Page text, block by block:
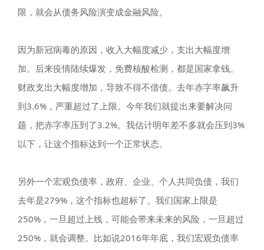
限，就会从债务风险演变成金融风险。
因为新冠病毒的原因，收入大幅度减少，支出大幅度增
加。后来疫情陆续爆发，免费核酸检测，都是国家拿钱。
财政支出大幅度增加，导致不得不借债。去年赤字率飙升
到3.6%，严重超过了上限。今年我们就提出来要解决问
题，把赤字率压到了3.2%。我估计明年差不多就会压到3%
以下，让这个指标达到一个正常状态。
另外一个宏观负债率，政府、企业、个人共同负债，我们
去年是279%，这个指标也超标了。我们国家上限是
250%，一旦超过上线，可能会带来未来的风险，一旦超过
250%，就会调整。比如说2016年年底，我们宏观负债率